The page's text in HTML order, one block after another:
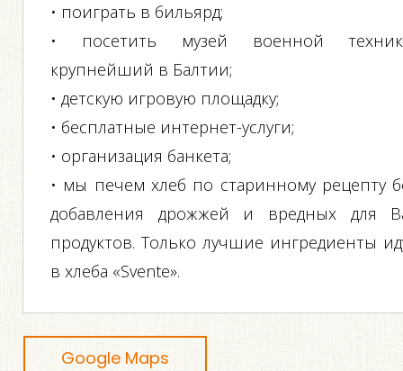
• поиграть в бильярд;
• посетить музей военной
крупнейший в Балтии;
• детскую игровую площадку;
• бесплатные интернет-услуги;
• организация банкета;
• мы печем хлеб по старинному рецепту
добавления дрожжей и вредных для
продуктов. Только лучшие ингредиенты
в хлеба «Svente».
Google Maps